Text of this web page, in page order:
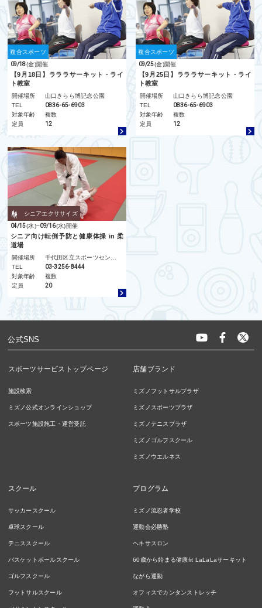
複合スポーツ
09/18(金)開催
【9月18日】ラララサーキット・ライ
ト教室
開催場所
山口きらら博記念公園
TEL
0836-65-6903
対象年齢
複数
定員
12
複合スポーツ
09/25(金)開催
【9月25日】ラララサーキット・ライ
ト教室
開催場所
山口きらら博記念公園
TEL
0836-65-6903
対象年齢
複数
定員
12
シニアエクササイズ
04/15(水)~09/16(水)開催
シニア向け転倒予防と健康体操 in 柔
道場
開催場所
TEL
03-3256-8444
対象年齢
複数
定員
20
公式SNS
スポーツサービストップページ
施設検索
ミズノ公式オンラインショップ
スポーツ施設施工・運営受託
店舗ブランド
ミズノフットサルプラザ
ミズノスポーツプラザ
ミズノテニスプラザ
ミズノゴルフスクール
ミズノウエルネス
スクール
サッカースクール
卓球スクール
テニススクール
バスケットボールスクール
ゴルフスクール
フットサルスクール
プログラム
ミズノ流忍者学校
運動会必勝塾
ヘキサスロン
60歳から始まる健康fit LaLaLaサーキット
ながら運動
オフィスでカンタンストレッチ